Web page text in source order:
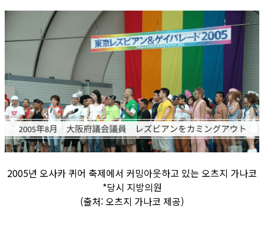
2005년 오사카 퀴어 축제에서 커밍아웃하고 있는 오츠지 가나코
*당시 지방의원
(출처: 오츠지 가나코 제공)